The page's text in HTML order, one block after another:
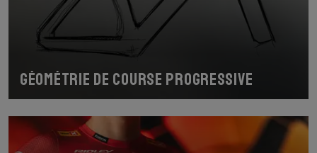
Géométrie de course progressive